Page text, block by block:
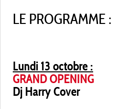
LE PROGRAMME :
Lundi 13 octobre :
GRAND OPENING
Dj Harry Cover